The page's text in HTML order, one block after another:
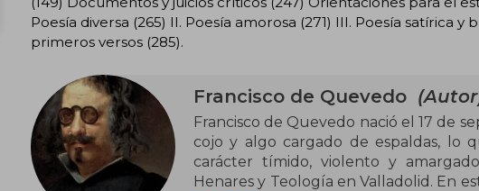
Poesía diversa (265) II. Poesía amorosa (271) III. Poesía satírica y
primeros versos (285).
Francisco de Quevedo
Francisco de Quevedo nació el 17 de
cojo y algo cargado de espaldas, lo
carácter tímido, violento y
Henares y Teología en Valladolid. En